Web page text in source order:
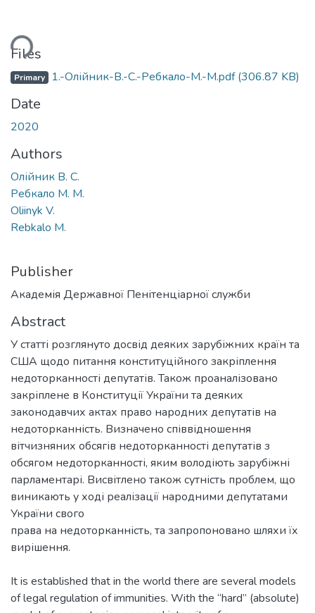
Files
Primary 1.-Олійник-В.-С.-Ребкало-М.-М.pdf(306.87 KB)
Date
2020
Authors
Олійник В. С.
Ребкало М. М.
Oliinyk V.
Rebkalo M.
Publisher
Академія Державної Пенітенціарної служби
Abstract
У статті розглянуто досвід деяких зарубіжних країн та
США щодо питання конституційного закріплення
недоторканності депутатів. Також проаналізовано
закріплене в Конституції України та деяких
законодавчих актах право народних депутатів на
недоторканність. Визначено співвідношення
вітчизняних обсягів недоторканності депутатів з
обсягом недоторканності, яким володіють зарубіжні
парламентарі. Висвітлено також сутність проблем, що
виникають у ході реалізації народними депутатами
України свого
права на недоторканність, та запропоновано шляхи їх
вирішення.
It is established that in the world there are several models
of legal regulation of immunities. With the “hard” (absolute)